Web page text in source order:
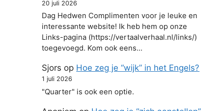
20 juli 2026
Dag Hedwen Complimenten voor je leuke en
interessante website! Ik heb hem op onze
Links-pagina (https://vertaalverhaal.nl/links/)
toegevoegd. Kom ook eens…
Sjors op Hoe zeg je “wijk” in het Engels?
1 juli 2026
"Quarter" is ook een optie.